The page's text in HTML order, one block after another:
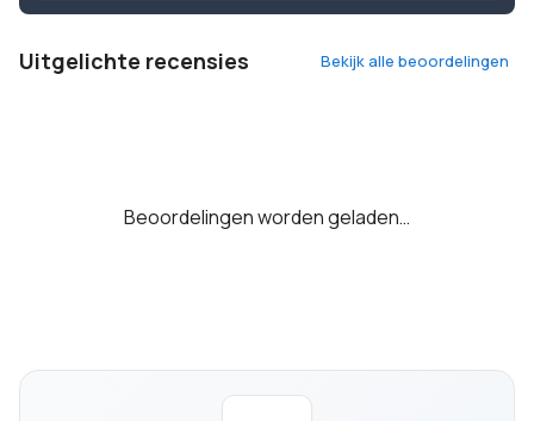
Uitgelichte recensies Bekijk alle beoordelingen
Beoordelingen worden geladen…